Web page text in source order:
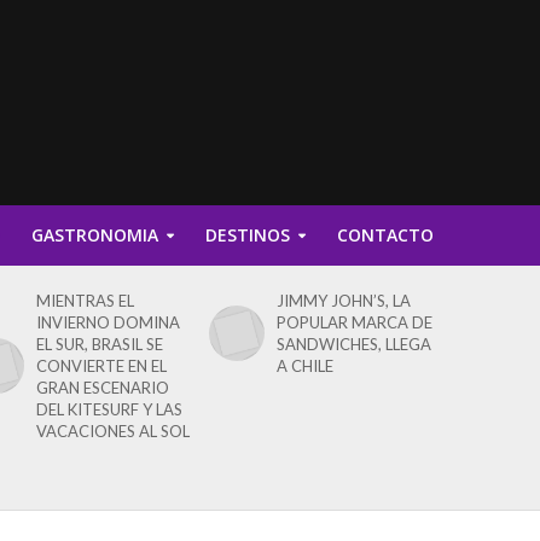
GASTRONOMIA DESTINOS CONTACTO
MIENTRAS EL
INVIERNO DOMINA
EL SUR, BRASIL SE
CONVIERTE EN EL
GRAN ESCENARIO
DEL KITESURF Y LAS
VACACIONES AL SOL
JIMMY JOHN’S, LA
POPULAR MARCA DE
SANDWICHES, LLEGA
A CHILE